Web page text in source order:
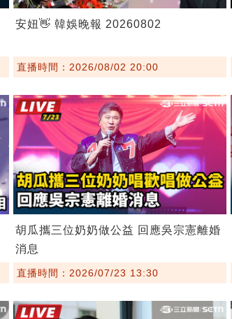
安妞👋 韓娛晚報 20260802
直播時間：2026/08/02 20:00
胡瓜攜三位奶奶做公益 回應吳宗憲離婚
消息
直播時間：2026/07/23 13:30